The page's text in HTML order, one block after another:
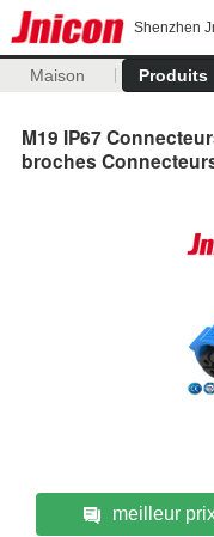
Shenzhen
Maison Produits
M19 IP67
broches
meilleur